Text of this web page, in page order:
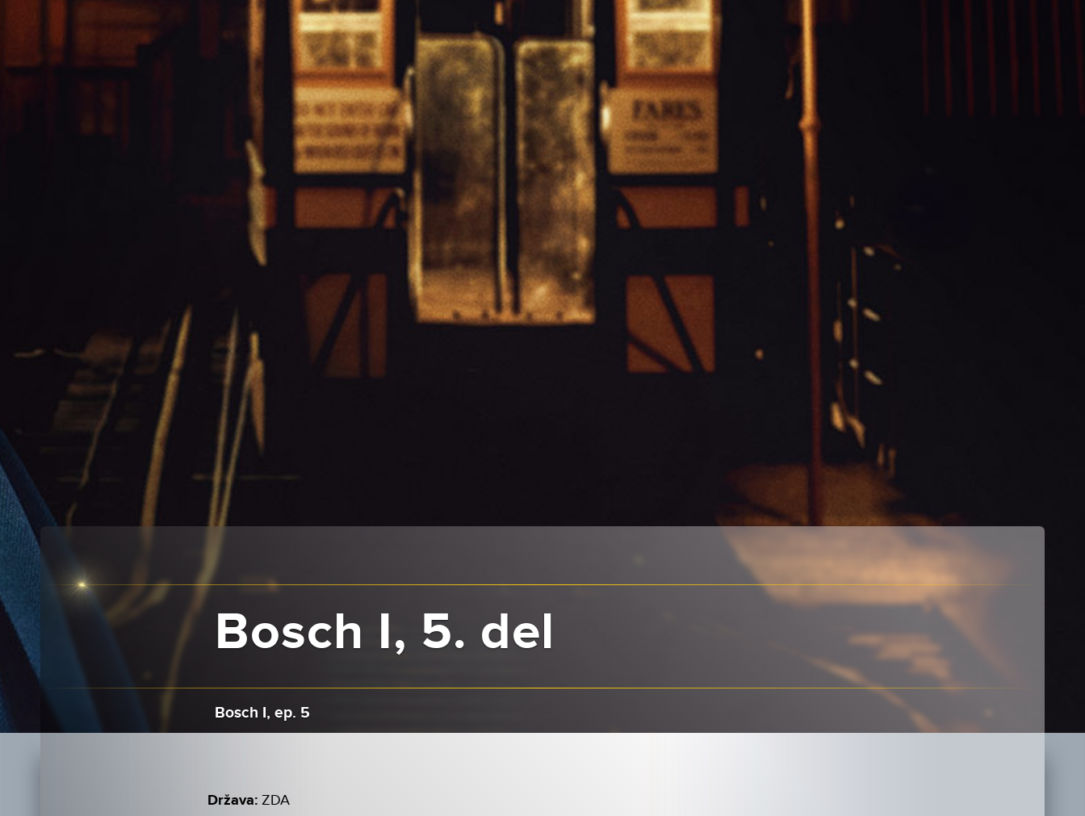
Bosch I, 5. del
Bosch I, ep. 5
Država: ZDA